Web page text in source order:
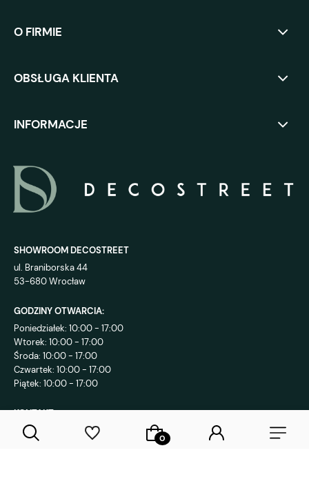
O FIRMIE
OBSŁUGA KLIENTA
INFORMACJE
SHOWROOM DECOSTREET
ul. Braniborska 44
53-680 Wrocław
GODZINY OTWARCIA:
Poniedziałek: 10:00 - 17:00
Wtorek: 10:00 - 17:00
Środa: 10:00 - 17:00
Czwartek: 10:00 - 17:00
Piątek: 10:00 - 17:00
KONTAKT:
+48 792 802 839
sklep@decostreet.pl